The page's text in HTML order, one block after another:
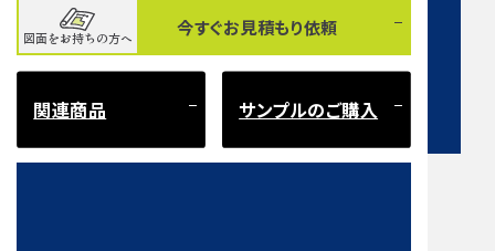
図面をお持ちの方へ 今すぐお見積もり依頼
関連商品 サンプルのご購入
お問い合わせフォーム